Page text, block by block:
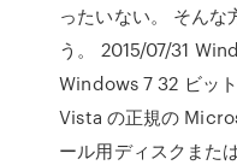
ったいない。 そんな
う。 2015/07/31
Windows 7 32 ビッ
Vista の正規の
ール用ディスクまた